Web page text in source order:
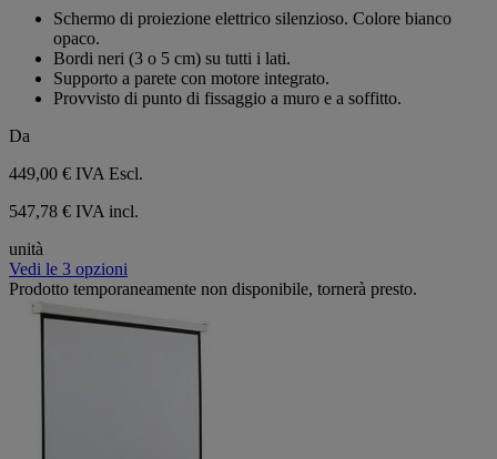
Schermo di proiezione elettrico silenzioso. Colore bianco
opaco.
Bordi neri (3 o 5 cm) su tutti i lati.
Supporto a parete con motore integrato.
Provvisto di punto di fissaggio a muro e a soffitto.
Da
449,00 € IVA Escl.
547,78 € IVA incl.
unità
Vedi le 3 opzioni
Prodotto temporaneamente non disponibile, tornerà presto.